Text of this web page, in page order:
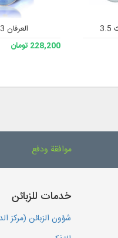
العرفان 3
228,200 تومان
موافقة ودفع
خدمات للزبائن
شؤون الزبائن (مركز